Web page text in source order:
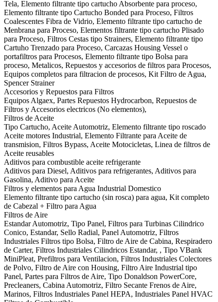
Tela, Elemento filtrante tipo cartucho Absorbente para proceso,
Elemento filtrante tipo Cartucho Bonded para Proceso, Filtros
Coalescentes Fibra de Vidrio, Elemento filtrante tipo cartucho de
Menbrana para Proceso, Elementos filtrante tipo cartucho Plisado
para Proceso, Filtros Cestas tipo Strainers, Elemento filtrante tipo
Cartuho Trenzado para Proceso, Carcazas Housing Vessel o
portafiltros para Procesos, Elemento filtrante tipo Bolsa para
proceso, Metalicos, Repuestos y accesorios de filtros para Procesos,
Equipos completos para filtracion de procesos, Kit Filtro de Agua,
Spencer Strainer
Accesorios y Repuestos para Filtros
Equipos Algaex, Partes Repuestos Hydrocarbon, Repuestos de
Filtros y Accesorios electricos (No elementos),
Filtros de Aceite
Tipo Cartucho, Aceite Automotriz, Elemento filtrante tipo roscado
Aceite motores Industrial, Elemento Filtrante para Aceite de
transmision, Filtros Bypass, Aceite Motocicletas, Linea de filtros de
Aceite reusables
Aditivos para combustible aceite refrigerante
Aditivos para Diesel, Aditivos para refrigerantes, Aditivos para
Gasolina, Aditivo para Aceite
Filtros y elementos para Agua Industrial Domestico
Elemento filtrante tipo cartucho (sin rosca) para agua, Kit completo
de Cabezal + Filtro para Agua
Filtros de Aire
Estandar Automotriz, Tipo Panel, Filtros para Turbinas Cilindrico
Conico, Estandar, Sello Radial, Panel Automotriz, Filtros
Industriales Filtros tipo Bolsa, Filtro de Aire de Cabina, Respiradero
de Carter, Filtros Industriales Cilindricos Estandar, , Tipo VBank
MiniPleat, Prefiltros para Ventilacion, Filtros Industriales Colectores
de Polvo, Filtro de Aire con Housing, Filtro Aire Industrial tipo
Panel, Partes para Filtros de Aire, Tipo Donaldson PowerCore,
Precleaners, Cabina Automotriz, Filtro Secante Frenos de Aire,
Marinos, Filtros Industriales Panel HEPA, Industriales Panel HVAC